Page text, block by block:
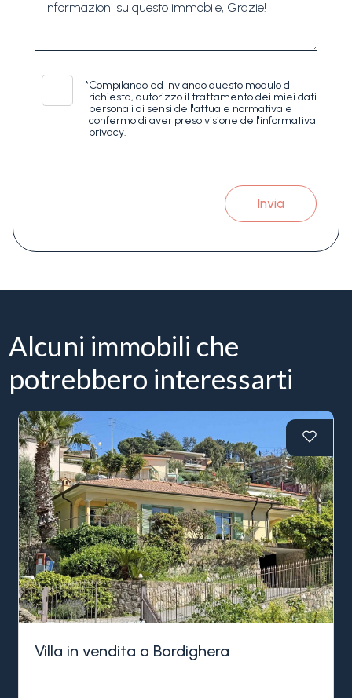
*Compilando ed inviando questo modulo di
richiesta, autorizzo il trattamento dei miei dati
personali ai sensi dell'attuale normativa e
confermo di aver preso visione dell'informativa
privacy.
Invia
Alcuni immobili che
potrebbero interessarti
Villa in vendita a Bordighera